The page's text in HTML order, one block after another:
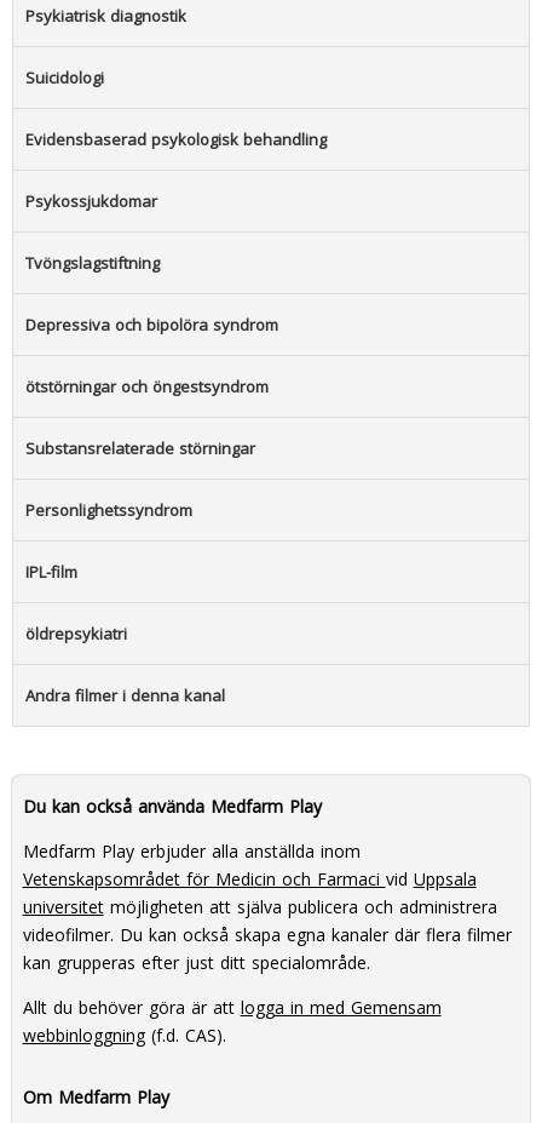
Psykiatrisk diagnostik
Suicidologi
Evidensbaserad psykologisk behandling
Psykossjukdomar
Tvöngslagstiftning
Depressiva och bipolöra syndrom
ötstörningar och öngestsyndrom
Substansrelaterade störningar
Personlighetssyndrom
IPL-film
öldrepsykiatri
Andra filmer i denna kanal
Du kan också använda Medfarm Play
Medfarm Play erbjuder alla anställda inom
Vetenskapsområdet för Medicin och Farmaci vid Uppsala
universitetmöjligheten att själva publicera och administrera
videofilmer. Du kan också skapa egna kanaler där flera filmer
kan grupperas efter just ditt specialområde.
Allt du behöver göra är att logga in med Gemensam
webbinloggning(f.d. CAS).
Om Medfarm Play